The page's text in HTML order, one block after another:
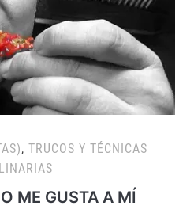
, TRUCOS Y TÉCNICAS
ME GUSTA A MÍ